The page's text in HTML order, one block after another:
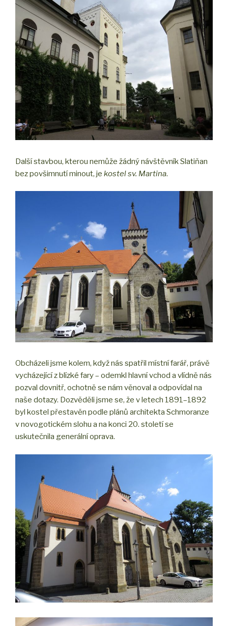
Další stavbou, kterou nemůže žádný návštěvník Slatiňan
bez povšimnutí minout, je kostel sv. Martina.
Obcházeli jsme kolem, když nás spatřil místní farář, právě
vycházející z blízké fary – odemkl hlavní vchod a vlídně nás
pozval dovnitř, ochotně se nám věnoval a odpovídal na
naše dotazy. Dozvěděli jsme se, že v letech 1891–1892
byl kostel přestavěn podle plánů architekta Schmoranze
v novogotickém slohu a na konci 20. století se
uskutečnila generální oprava.